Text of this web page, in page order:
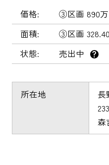
価格
③区画 890
面積
③区画
状態
売出中 ？
所在地
長
森